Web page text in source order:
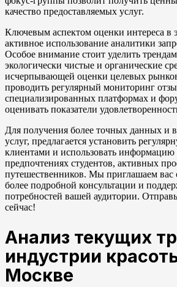
качество предоставляемых услуг.
Ключевым аспектом оценки интереса в
активное использование аналитики
Особое внимание стоит уделить
экологически чистые и органические
исчерпывающей оценки целевых
проводить регулярный мониторинг
специализированных платформах и
оценивать показатели
Для получения более точных данных и
услуг, предлагается установить
клиентами и использовать информацию
предпочтениях студентов, активных
путешественников. Мы приглашаем вас
более подробной консультации и
потребностей вашей аудитории.
сейчас!
Анализ текущих
индустрии
Москве